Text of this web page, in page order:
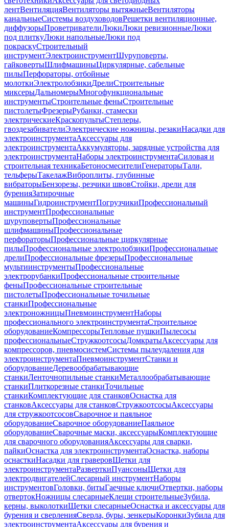
лентВентиляцияВентиляторы вытяжныеВентиляторы
канальныеСистемы воздуховодовРешетки вентиляционные,
диффузорыПроветривателиЛюкиЛюки ревизионныеЛюки
под плиткуЛюки напольныеЛюки под
покраскуСтроительный
инструментЭлектроинструментШуруповерты,
гайковертыШлифмашиныЦиркулярные, сабельные
пилыПерфораторы, отбойные
молоткиЭлектролобзикиДрелиСтроительные
миксерыДальномерыМногофункциональные
инструментыСтроительные феныСтроительные
пистолетыФрезерыРубанки, стамески
электрическиеКраскопультыСтеплеры,
гвоздезабивателиЭлектрические ножницы, резакиНасадки для
электроинструментаАксессуары для
электроинструментаАккумуляторы, зарядные устройства для
электроинструментаНаборы электроинструментаСиловая и
строительная техникаБетоносмесителиГенераторыТали,
тельферыТакелажВиброплиты, глубинные
вибраторыБензорезы, резчики швовСтойки, дрели для
буренияЗатирочные
машиныГидроинструментПогрузчикиПрофессиональный
инструментПрофессиональные
шуруповертыПрофессиональные
шлифмашиныПрофессиональные
перфораторыПрофессиональные циркулярные
пилыПрофессиональные электролобзикиПрофессиональные
дрелиПрофессиональные фрезерыПрофессиональные
мультиинструментыПрофессиональные
электрорубанкиПрофессиональные строительные
феныПрофессиональные строительные
пистолетыПрофессиональные точильные
станкиПрофессиональные
электроножницыПневмоинструментНаборы
профессионального электроинструментаСтроительное
оборудованиеКомпрессорыТепловые пушкиПылесосы
профессиональныеСтружкоотсосыДомкратыАксессуары для
компрессоров, пневмосистемСистемы пылеудаления для
электроинструментаПневмоинструментСтанки и
оборудованиеДеревообрабатывающие
станкиЛенточнопильные станкиМеталлообрабатывающие
станкиПлиткорезные станкиТочильные
станкиКомплектующие для станковОснастка для
станковАксессуары для станковСтружкоотсосыАксессуары
для стружкоотсосовСварочное и паяльное
оборудованиеСварочное оборудованиеПаяльное
оборудованиеСварочные маски, аксессуарыКомплектующие
для сварочного оборудованияАксессуары для сварки,
пайкиОснастка для электроинструментаОснастка, наборы
оснасткиНасадки для граверовЩетки для
электроинструментаРазверткиПуансоныЩетки для
электродвигателейСлесарный инструментНаборы
инструментовГоловки, битыГаечные ключиОтвертки, наборы
отвертокНожницы слесарныеКлещи строительныеЗубила,
керны, выколоткиЩетки слесарныеОснастка и аксессуары для
бурения и сверленияСверла, буры, зенкерыКоронкиЗубила для
электроинструментаАксессуары для бурения и